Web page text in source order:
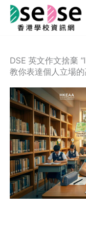
Skip
DSE 英文作文捨棄
教你表達個人立場